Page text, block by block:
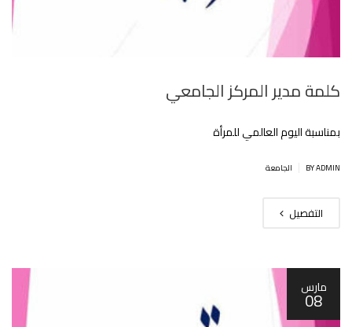
كلمة مدير المركز الجامعي
بمناسبة اليوم العالمي للمرأة‎‎
BY ADMIN الجامعة
التفصيل
مارس
08